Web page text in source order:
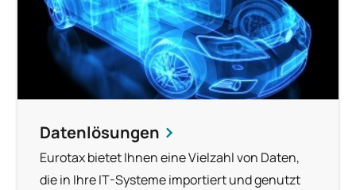
Datenlösungen
Eurotax bietet Ihnen eine Vielzahl von Daten,
die in Ihre IT-Systeme importiert und genutzt